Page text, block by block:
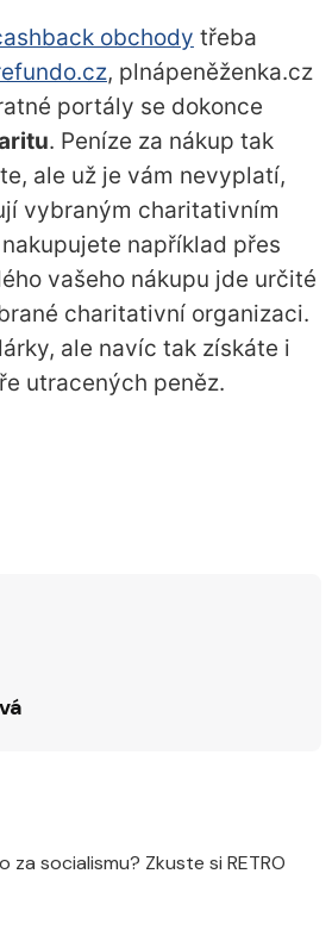
obchody třeba
, plnápeněženka.cz
portály se dokonce
. Peníze za nákup tak
ale už je vám nevyplatí,
vybraným charitativním
například přes
vašeho nákupu jde určité
charitativní organizaci.
ale navíc tak získáte i
utracených peněz.
za socialismu? Zkuste si RETRO